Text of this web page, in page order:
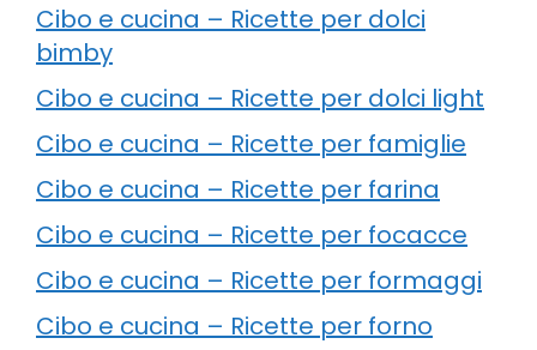
Cibo e cucina – Ricette per dolci
bimby
Cibo e cucina – Ricette per dolci light
Cibo e cucina – Ricette per famiglie
Cibo e cucina – Ricette per farina
Cibo e cucina – Ricette per focacce
Cibo e cucina – Ricette per formaggi
Cibo e cucina – Ricette per forno